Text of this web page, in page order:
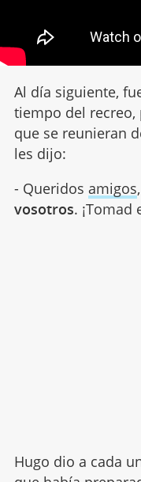
Al día siguiente,
tiempo del
que se reunieran
les dijo:
- Queridos amigos,
vosotros. ¡Tomad
Hugo dio a cada